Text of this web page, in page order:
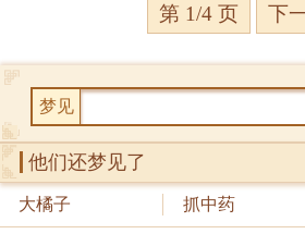
第 1/4 页 下
梦见
他们还梦见了
大橘子 抓中药